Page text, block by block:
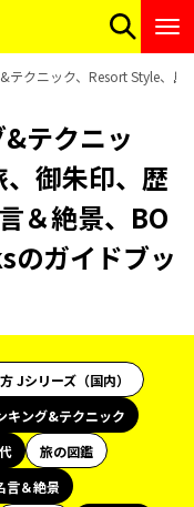
テクニック、Resort Style、
テクニッ
御朱印、歴
＆絶景、BO
のガイドブッ
Jシリーズ（国内）
キング&テクニック
旅の図鑑
言＆絶景